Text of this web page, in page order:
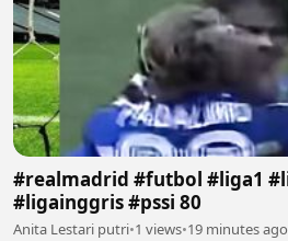
#realmadrid #futbol #liga1 #liga1indonesia
#ligainggris #pssi 80
Anita Lestari putri•1 views•19 minutes ago